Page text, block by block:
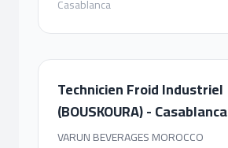
Casablanca
Technicien Froid Industriel
(BOUSKOURA) - Casablanca
VARUN BEVERAGES MOROCCO